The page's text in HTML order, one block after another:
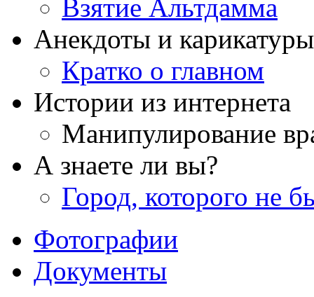
Взятие Альтдамма
Анекдоты и карикатуры
Кратко о главном
Истории из интернета
Манипулирование
А знаете ли вы?
Город, которого не
Фотографии
Документы